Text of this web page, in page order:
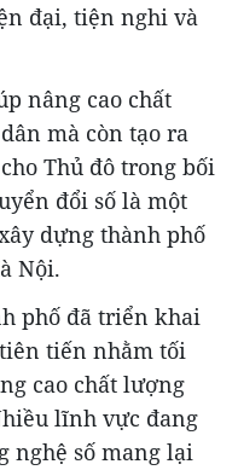
đại, tiện nghi và
nâng cao chất
mà còn tạo ra
Thủ đô trong bối
đổi số là một
dựng thành phố
Nội.
phố đã triển khai
tiến nhằm tối
cao chất lượng
lĩnh vực đang
nghệ số mang lại